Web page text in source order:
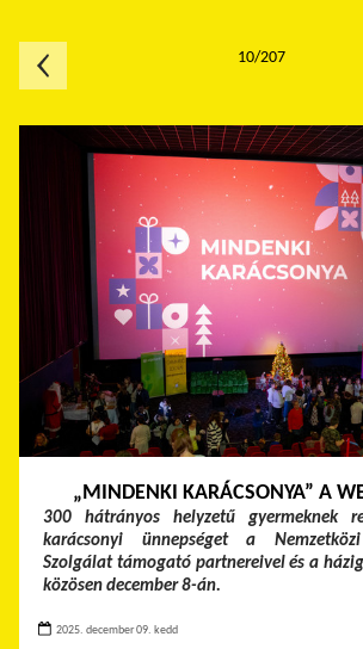
„MINDENKI KARÁCSONYA” A
300 hátrányos helyzetű gyermeknek
karácsonyi ünnepséget a
Szolgálat támogató partnereivel és a
közösen december 8-án.
2025. december 09. kedd
10/207